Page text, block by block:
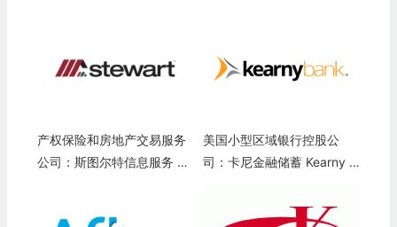
产权保险和房地产交易服务
公司：斯图尔特信息服务 St
美国小型区域银行控股公
司：卡尼金融储蓄 Kearny Fi